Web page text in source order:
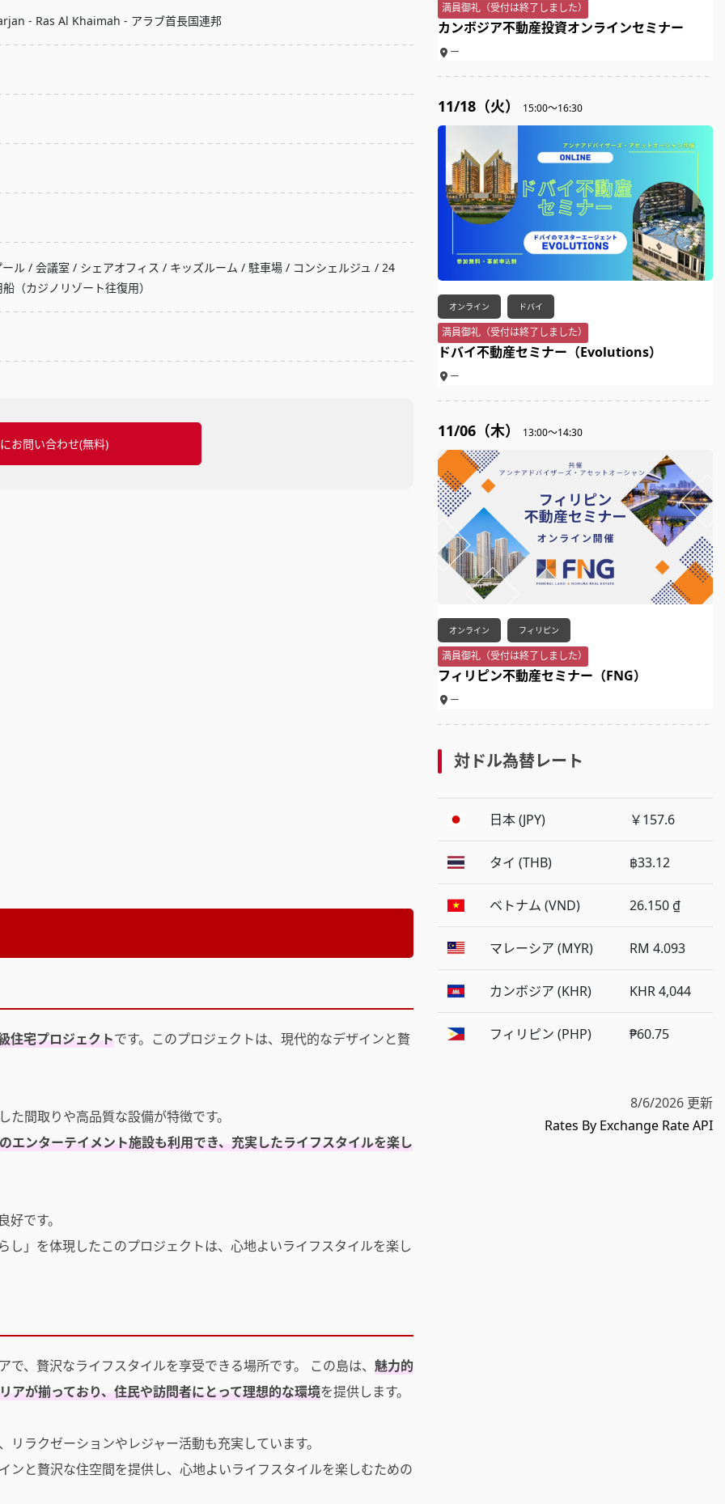
- Ras Al Khaimah - アラブ首長国連邦
ル / 会議室 / シェアオフィス / キッズルーム / 駐車場 / コンシェルジュ / 24
（カジノリゾート往復用）
お問い合わせ(無料)
住宅プロジェクトです。このプロジェクトは、現代的なデザインと贅
間取りや高品質な設備が特徴です。
エンターテイメント施設も利用でき、充実したライフスタイルを楽し
です。
」を体現したこのプロジェクトは、心地よいライフスタイルを楽し
、贅沢なライフスタイルを享受できる場所です。 この島は、 魅力的
アが揃っており、住民や訪問者にとって理想的な環境を提供します。
ラクゼーションやレジャー活動も充実しています。
と贅沢な住空間を提供し、心地よいライフスタイルを楽しむための
満員御礼（受付は終了しました）
カンボジア不動産投資オンラインセミナー
ー
11/18（火） 15:00～16:30
オンライン ドバイ
満員御礼（受付は終了しました）
ドバイ不動産セミナー（Evolutions）
ー
11/06（木） 13:00～14:30
オンライン フィリピン
満員御礼（受付は終了しました）
フィリピン不動産セミナー（FNG）
ー
対ドル為替レート
日本 (JPY) ￥157.6
タイ (THB) ฿33.12
ベトナム (VND) 26.150 ₫
マレーシア (MYR) RM 4.093
カンボジア (KHR) KHR 4,044
フィリピン (PHP) ₱60.75
8/6/2026 更新
Rates By Exchange Rate API